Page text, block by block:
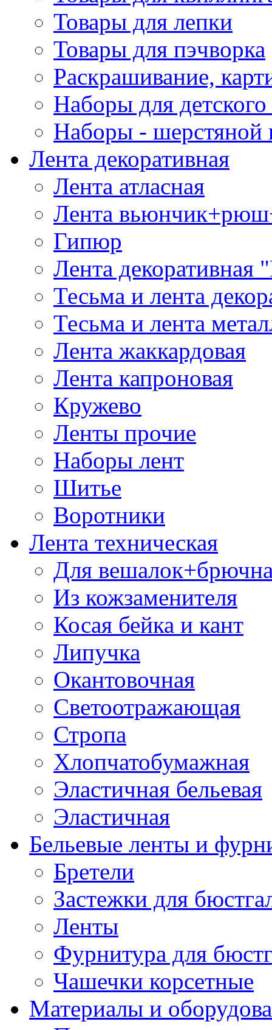
Товары для лепки
Товары для пэчворка
Раскрашивание,
Наборы для
Наборы - шерстяной
Лента декоративная
Лента атласная
Лента
Гипюр
Лента декоративная
Тесьма и лента
Тесьма и лента
Лента жаккардовая
Лента капроновая
Кружево
Ленты прочие
Наборы лент
Шитье
Воротники
Лента техническая
Для
Из кожзаменителя
Косая бейка и кант
Липучка
Окантовочная
Светоотражающая
Стропа
Хлопчатобумажная
Эластичная бельевая
Эластичная
Бельевые ленты и
Бретели
Застежки для
Ленты
Фурнитура для
Чашечки корсетные
Материалы и